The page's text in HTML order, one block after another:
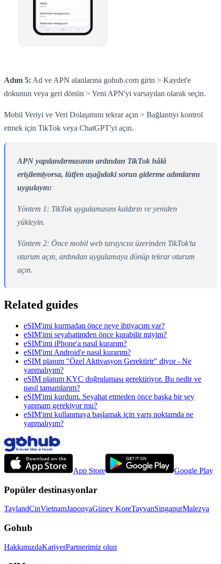
Adım 5: Ad ve APN alanlarına gohub.com girin > Kaydet'e
dokunun veya geri dönün > Yeni APN'yi varsayılan olarak seçin.
Mobil Veriyi ve Veri Dolaşımını tekrar açın > Bağlantıyı kontrol
etmek için TikTok veya ChatGPT'yi açın.
APN yapılandırmasının ardından TikTok hâlâ
erişilemiyorsa, lütfen aşağıdaki sorun giderme adımlarını
uygulayın:
Yöntem 1: TikTok uygulamasını kaldırın ve yeniden
yükleyin.
Yöntem 2: Önce mobil web tarayıcısı üzerinden TikTok'ta
oturum açın, ardından uygulamaya dönüp tekrar oturum
açın.
Related guides
eSIM'imi kurmadan önce neye ihtiyacım var?
eSIM'imi seyahatimden önce kurabilir miyim?
eSIM'imi iPhone'a nasıl kurarım?
eSIM'imi Android'e nasıl kurarım?
eSIM planım "Özel Aktivasyon Gerektirir" diyor - Ne
yapmalıyım?
eSIM planım KYC doğrulaması gerektiriyor. Bu nedir ve
nasıl tamamlarım?
eSIM'imi kurdum. Seyahat etmeden önce başka bir şey
yapmam gerekiyor mu?
eSIM'imi kullanmaya başlamak için varış noktamda ne
yapmalıyım?
App Store Google Play
Popüler destinasyonlar
TaylandÇinVietnamJaponyaGüney KoreTayvanSingapurMalezya
Gohub
HakkımızdaKariyerPartnerimiz olun